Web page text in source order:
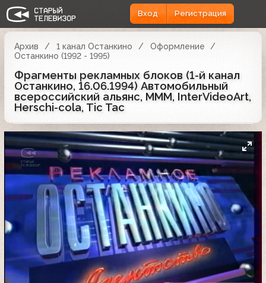
Вход Регистрация
Архив 1 канал Останкино
Оформление
Останкино (1992 - 1995)
Фрагменты рекламных блоков (1-й канал
Останкино, 16.06.1994) Автомобильный
всероссийский альянс, МММ, InterVideoArt,
Herschi-cola, Tic Tac